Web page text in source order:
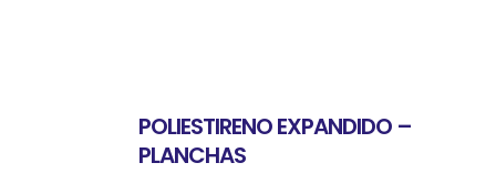
POLIESTIRENO EXPANDIDO –
PLANCHAS